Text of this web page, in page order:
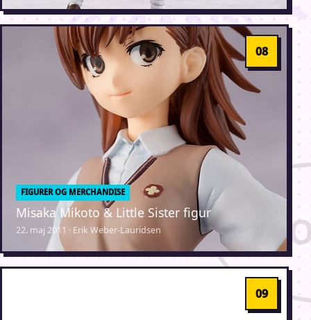
FIGURER OG MERCHANDISE
Misaka Mikoto & Little Sister figur
22. maj 2011 · Erik Weber-Lauridsen